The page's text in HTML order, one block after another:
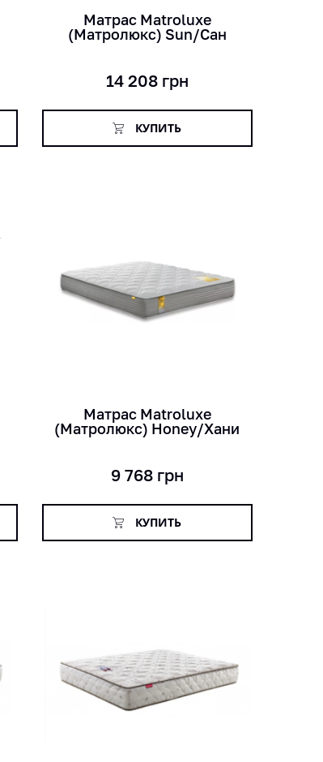
Матраc Matroluxe
(Матролюкс) Sun/Сан
14 208грн
КУПИТЬ
Матраc Matroluxe
(Матролюкс) Honey/Хани
9 768грн
КУПИТЬ